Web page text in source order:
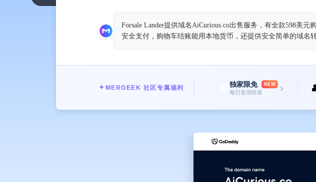
Forsale Lander提供域名AiCurious.co出售服务，有全款598美
安全支付，购物车结账能用本地货币，还提供安全简单的域名转
✦ MERGEEK 社区专属福利 独家限免 NEW
每日发现惊喜 ›